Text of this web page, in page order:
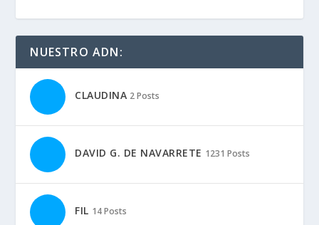
NUESTRO ADN:
CLAUDINA 2 Posts
DAVID G. DE NAVARRETE 1231 Posts
FIL 14 Posts